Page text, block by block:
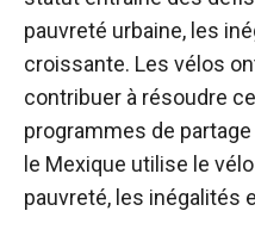
pauvreté urbaine, les
croissante. Les vélos
contribuer à résoudre
programmes de
le Mexique utilise le
pauvreté, les inégalités